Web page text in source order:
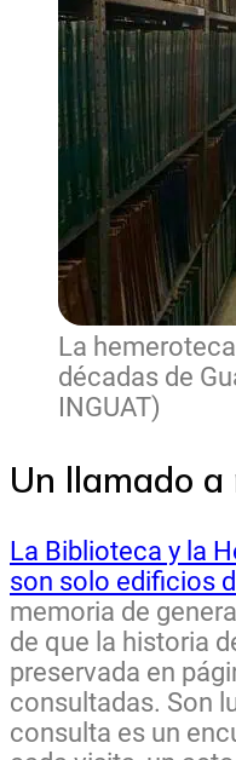
La
décadas de
INGUAT)
Un llamado
La Biblioteca y la
son solo edificios
memoria de
de que la historia
preservada en
consultadas. Son
consulta es un